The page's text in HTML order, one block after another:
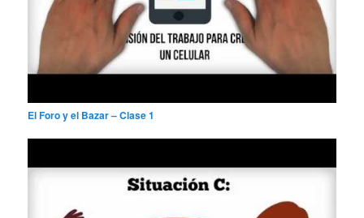
El Foro y el Bazar – Clase 1